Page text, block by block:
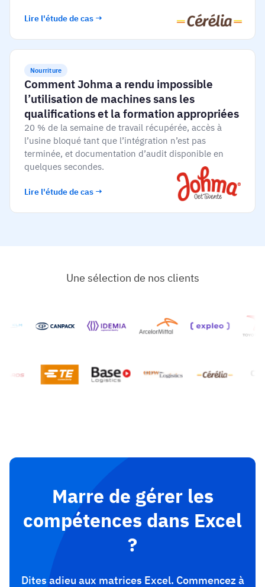
Lire l'étude de cas →
Nourriture
Comment Johma a rendu impossible
l’utilisation de machines sans les
qualifications et la formation appropriées
20 % de la semaine de travail récupérée, accès à
l’usine bloqué tant que l’intégration n’est pas
terminée, et documentation d’audit disponible en
quelques secondes.
Lire l'étude de cas →
Une sélection de nos clients
Marre de gérer les
compétences dans Excel
?
Dites adieu aux matrices Excel. Commencez à